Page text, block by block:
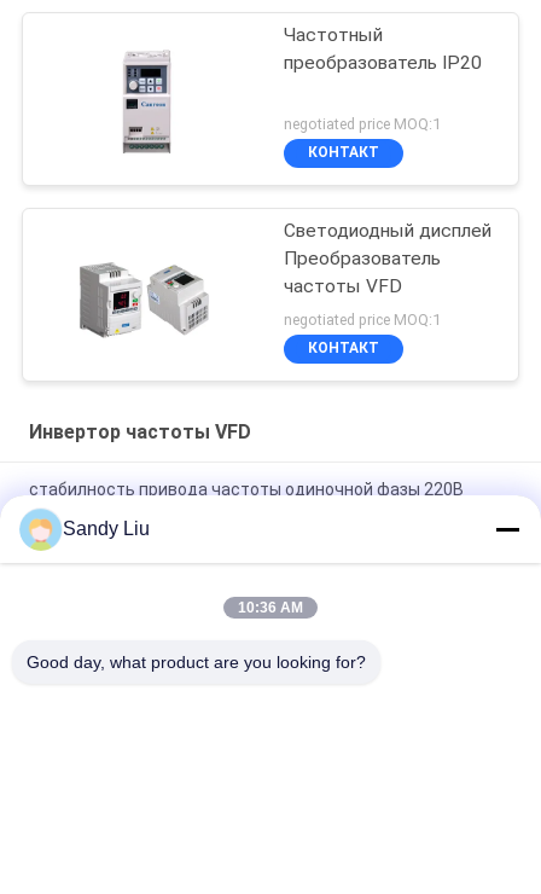
Частотный
преобразователь IP20
negotiated price MOQ:1
КОНТАКТ
Светодиодный дисплей
Преобразователь
частоты VFD
negotiated price MOQ:1
КОНТАКТ
Инвертор частоты VFD
стабилность привода частоты одиночной фазы 220В
переменная 47/63Хз высокоскоростная
Воздушное охлаждение инвертора частоты CE
переменного VFD с управлением вентилятора
одиночной фазы контроля
Sandy Liu
10:36 AM
Good day, what product are you looking for?